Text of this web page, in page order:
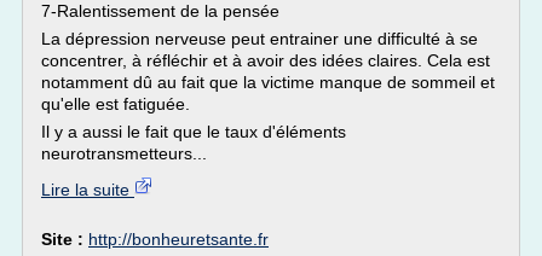
7-Ralentissement de la pensée
La dépression nerveuse peut entrainer une difficulté à se
concentrer, à réfléchir et à avoir des idées claires. Cela est
notamment dû au fait que la victime manque de sommeil et
qu'elle est fatiguée.
Il y a aussi le fait que le taux d'éléments
neurotransmetteurs...
Lire la suite
Site : http://bonheuretsante.fr